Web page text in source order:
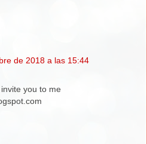
de 2018 a las 15:44
you to me